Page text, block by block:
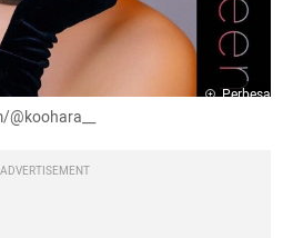
Perbesar
@koohara__
ADVERTISEMENT